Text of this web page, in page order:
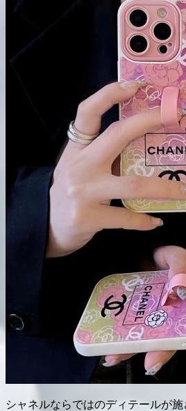
シャネルならではのディテールが